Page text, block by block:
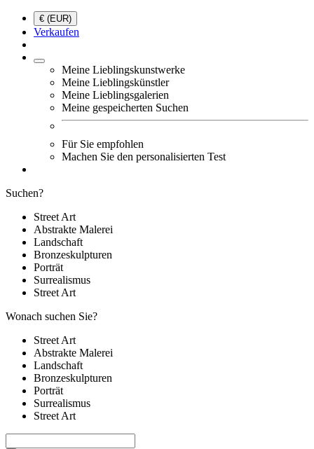
€ (EUR)
Verkaufen
Meine Lieblingskunstwerke
Meine Lieblingskünstler
Meine Lieblingsgalerien
Meine gespeicherten Suchen
Für Sie empfohlen
Machen Sie den personalisierten Test
Suchen?
Street Art
Abstrakte Malerei
Landschaft
Bronzeskulpturen
Porträt
Surrealismus
Street Art
Wonach suchen Sie?
Street Art
Abstrakte Malerei
Landschaft
Bronzeskulpturen
Porträt
Surrealismus
Street Art